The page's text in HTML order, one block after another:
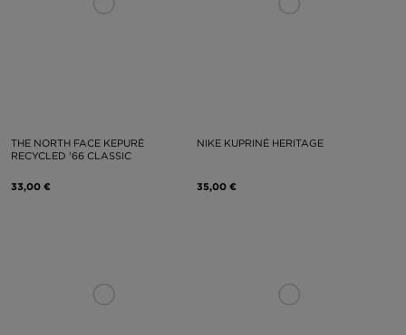
THE NORTH FACE KEPURĖ
RECYCLED '66 CLASSIC
33,00 €
NIKE KUPRINĖ HERITAGE
35,00 €